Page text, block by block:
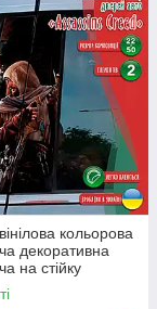
кольорова
декоративна
на стійку
«assassins creed»